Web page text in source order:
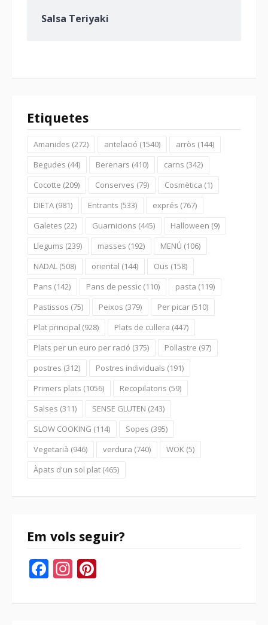
Salsa Teriyaki
Etiquetes
Amanides (272) antelació (1540) arròs (144)
Begudes (44) Berenars (410) carns (342)
Cocotte (209) Conserves (79) Cosmètica (1)
DIETA (981) Entrants (533) exprés (767)
Galetes (22) Guarnicions (445) Halloween (9)
Llegums (239) masses (192) MENÚ (106)
NADAL (508) oriental (144) Ous (158)
Pans (142) Pans de pessic (110) pasta (119)
Pastissos (75) Peixos (379) Per picar (510)
Plat principal (928) Plats de cullera (447)
Plats per un euro per ració (375) Pollastre (97)
postres (312) Postres individuals (191)
Primers plats (1056) Recopilatoris (59)
Salses (311) SENSE GLUTEN (243)
SLOW COOKING (114) Sopes (395)
Vegetarià (946) verdura (740) WOK (5)
Àpats d'un sol plat (465)
Em vols seguir?
Facebook
Instagram